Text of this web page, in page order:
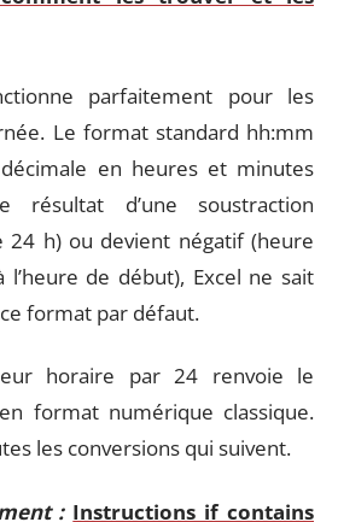
parfaitement pour les
Le format standard hh:mm
en heures et minutes
résultat d’une soustraction
24 h) ou devient négatif (heure
de début), Excel ne sait
format par défaut.
horaire par 24 renvoie le
format numérique classique.
les conversions qui suivent.
: Instructions if contains